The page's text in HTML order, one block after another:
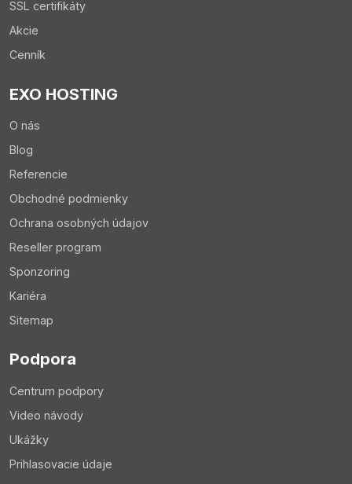
SSL certifikáty
Akcie
Cenník
EXO HOSTING
O nás
Blog
Referencie
Obchodné podmienky
Ochrana osobných údajov
Reseller program
Sponzoring
Kariéra
Sitemap
Podpora
Centrum podpory
Video návody
Ukážky
Prihlasovacie údaje